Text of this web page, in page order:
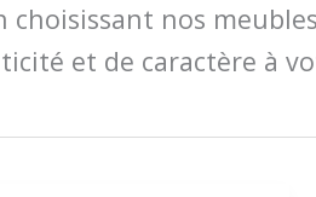
choisissant nos
et de caractère à